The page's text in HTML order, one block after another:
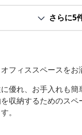
さらに5
フィススペースを
優れ、お手入れも
収納するためのス
。